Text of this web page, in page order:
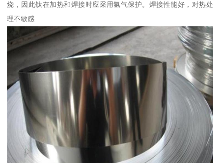
烧，因此钛在加热和焊接时应采用氩气保护。焊接性能好，对热处
理不敏感